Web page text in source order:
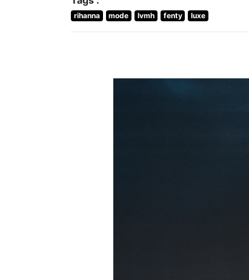
rihanna mode lvmh fenty luxe